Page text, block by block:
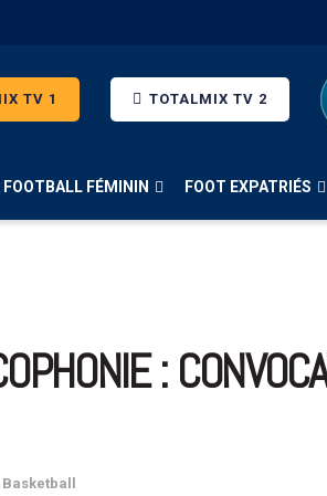
TV 1 TOTALMIX TV 2
FOOTBALL FÉMININ FOOT EXPATRIÉS
:
Basketball